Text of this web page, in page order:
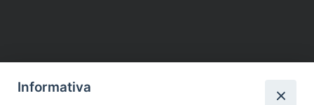
Informativa